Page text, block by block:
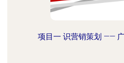
项目一 识营销策划 ——